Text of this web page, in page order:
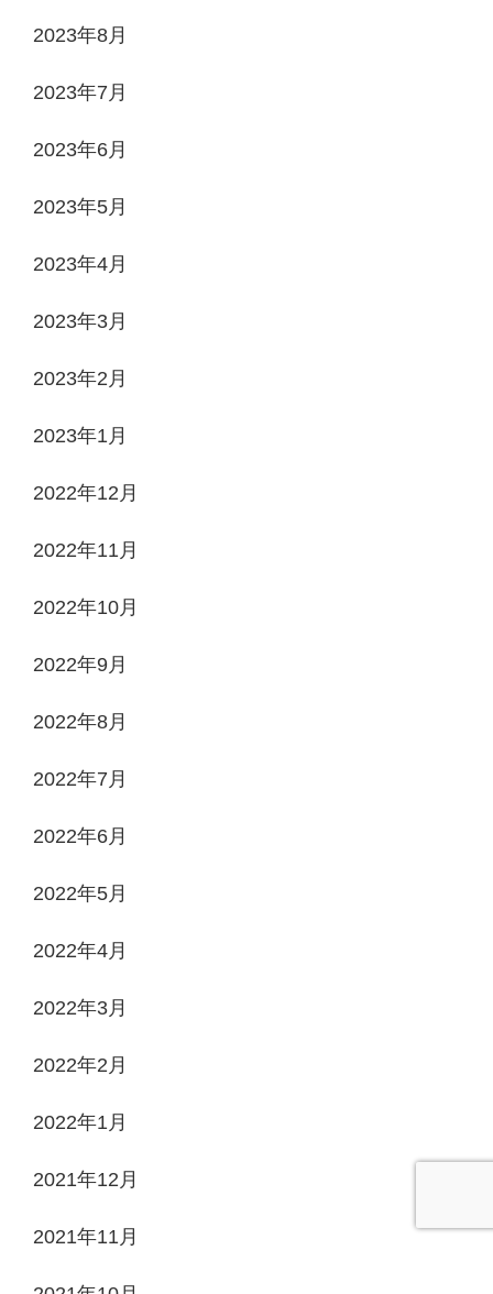
2023年8月
2023年7月
2023年6月
2023年5月
2023年4月
2023年3月
2023年2月
2023年1月
2022年12月
2022年11月
2022年10月
2022年9月
2022年8月
2022年7月
2022年6月
2022年5月
2022年4月
2022年3月
2022年2月
2022年1月
2021年12月
2021年11月